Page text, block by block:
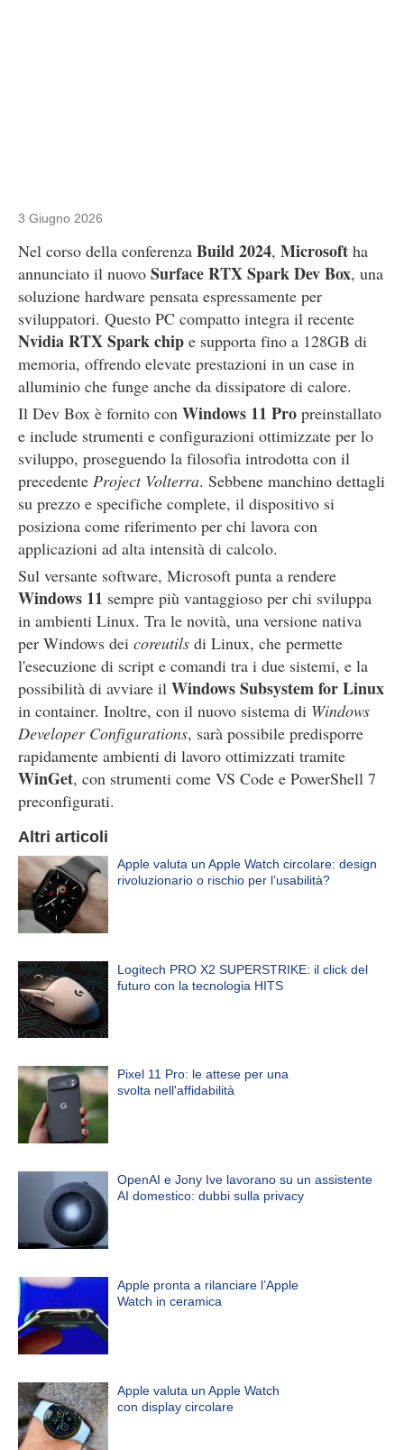
3 Giugno 2026
Nel corso della conferenza Build 2024, Microsoft ha
annunciato il nuovo Surface RTX Spark Dev Box, una
soluzione hardware pensata espressamente per
sviluppatori. Questo PC compatto integra il recente
Nvidia RTX Spark chip e supporta fino a 128GB di
memoria, offrendo elevate prestazioni in un case in
alluminio che funge anche da dissipatore di calore.
Il Dev Box è fornito con Windows 11 Pro preinstallato
e include strumenti e configurazioni ottimizzate per lo
sviluppo, proseguendo la filosofia introdotta con il
precedente Project Volterra. Sebbene manchino dettagli
su prezzo e specifiche complete, il dispositivo si
posiziona come riferimento per chi lavora con
applicazioni ad alta intensità di calcolo.
Sul versante software, Microsoft punta a rendere
Windows 11 sempre più vantaggioso per chi sviluppa
in ambienti Linux. Tra le novità, una versione nativa
per Windows dei coreutils di Linux, che permette
l'esecuzione di script e comandi tra i due sistemi, e la
possibilità di avviare il Windows Subsystem for Linux
in container. Inoltre, con il nuovo sistema di Windows
Developer Configurations, sarà possibile predisporre
rapidamente ambienti di lavoro ottimizzati tramite
WinGet, con strumenti come VS Code e PowerShell 7
preconfigurati.
Altri articoli
Apple valuta un Apple Watch circolare: design
rivoluzionario o rischio per l’usabilità?
Logitech PRO X2 SUPERSTRIKE: il click del
futuro con la tecnologia HITS
Pixel 11 Pro: le attese per una
svolta nell'affidabilità
OpenAI e Jony Ive lavorano su un assistente
AI domestico: dubbi sulla privacy
Apple pronta a rilanciare l’Apple
Watch in ceramica
Apple valuta un Apple Watch
con display circolare